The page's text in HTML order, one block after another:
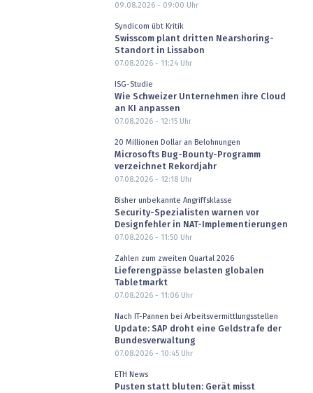
09.08.2026 - 09:00 Uhr
Syndicom übt Kritik
Swisscom plant dritten Nearshoring-
Standort in Lissabon
07.08.2026 - 11:24Uhr
ISG-Studie
Wie Schweizer Unternehmen ihre Cloud
an KI anpassen
07.08.2026 - 12:15Uhr
20 Millionen Dollar an Belohnungen
Microsofts Bug-Bounty-Programm
verzeichnet Rekordjahr
07.08.2026 - 12:18Uhr
Bisher unbekannte Angriffsklasse
Security-Spezialisten warnen vor
Designfehler in NAT-Implementierungen
07.08.2026 - 11:50 Uhr
Zahlen zum zweiten Quartal 2026
Lieferengpässe belasten globalen
Tabletmarkt
07.08.2026 - 11:06Uhr
Nach IT-Pannen bei Arbeitsvermittlungsstellen
Update: SAP droht eine Geldstrafe der
Bundesverwaltung
07.08.2026 - 10:45Uhr
ETH News
Pusten statt bluten: Gerät misst